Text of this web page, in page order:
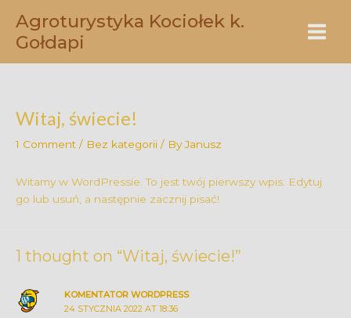
content
Agroturystyka Kociołek k.
Gołdapi
Menu
Witaj, świecie!
1 Comment / Bez kategorii / ByJanusz
Witamy w WordPressie. To jest twój pierwszy wpis. Edytuj
go lub usuń, a następnie zacznij pisać!
1 thought on “Witaj, świecie!”
KOMENTATOR WORDPRESS
24 STYCZNIA 2022 AT 18:36